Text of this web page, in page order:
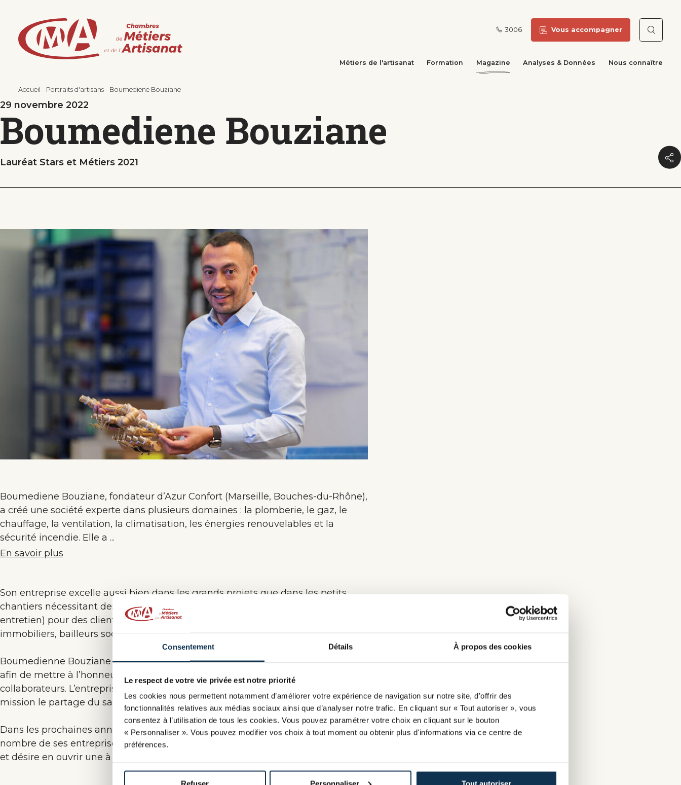
Consentement Détails À propos des cookies
Le respect de votre vie privée est notre priorité
Les cookies nous permettent notamment d’améliorer votre expérience de navigation sur notre site, d’offrir des
fonctionnalités relatives aux médias sociaux ainsi que d’analyser notre trafic. En cliquant sur « Tout autoriser », vous
consentez à l’utilisation de tous les cookies. Vous pouvez paramétrer votre choix en cliquant sur le bouton
« Personnaliser ». Vous pouvez modifier vos choix à tout moment ou obtenir plus d'informations via ce centre de
préférences.
contenu
principal
3006 Vous accompagner
Métiers de l'artisanat Formation Magazine Analyses & Données Nous connaître
Accueil Portraits d'artisans Boumediene Bouziane
29 novembre 2022
Boumediene Bouziane
Lauréat Stars et Métiers 2021
Boumediene Bouziane, fondateur d’Azur Confort (Marseille, Bouches-du-Rhône),
a créé une société experte dans plusieurs domaines : la plomberie, le gaz, le
chauffage, la ventilation, la climatisation, les énergies renouvelables et la
sécurité incendie. Elle a ...
En savoir plus
Son entreprise excelle aussi bien dans les grands projets que dans les petits
chantiers nécessitant des missions diverses (études, exécution, exploitation et
entretien) pour des clients particuliers ou professionnels (promoteurs
immobiliers, bailleurs sociaux, institutions…).
Boumedienne Bouziane a mis en place la soirée des « trophées Azur Confort»
afin de mettre à l’honneur et de récompenser l’investissement de ses 84
collaborateurs. L’entreprise se positionne comme responsable et se donne pour
mission le partage du savoir par l’apprentissage.
Dans les prochaines années, Boumedienne Bouziane souhaite développer le
nombre de ses entreprises ; il possède déjà une agence à Nice et à Montpellier
et désire en ouvrir une à Paris et à Lyon.